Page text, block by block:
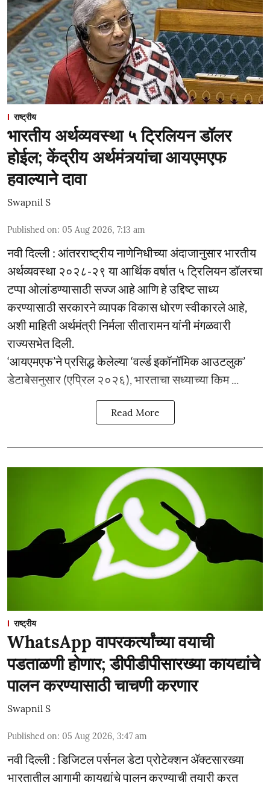
राष्ट्रीय
भारतीय अर्थव्यवस्था ५ ट्रिलियन डॉलर
होईल; केंद्रीय अर्थमंत्र्यांचा आयएमएफ
हवाल्याने दावा
Swapnil S
Published on: 05 Aug 2026, 7:13 am
नवी दिल्ली : आंतरराष्ट्रीय नाणेनिधीच्या अंदाजानुसार भारतीय
अर्थव्यवस्था २०२८-२९ या आर्थिक वर्षात ५ ट्रिलियन डॉलरचा
टप्पा ओलांडण्यासाठी सज्ज आहे आणि हे उद्दिष्ट साध्य
करण्यासाठी सरकारने व्यापक विकास धोरण स्वीकारले आहे,
अशी माहिती अर्थमंत्री निर्मला सीतारामन यांनी मंगळवारी
राज्यसभेत दिली.
‘आयएमएफ’ने प्रसिद्ध केलेल्या ‘वर्ल्ड इकॉनॉमिक आउटलुक’
डेटाबेसनुसार (एप्रिल २०२६), भारताचा सध्याच्या किम ...
Read More
राष्ट्रीय
WhatsApp वापरकर्त्यांच्या वयाची
पडताळणी होणार; डीपीडीपीसारख्या कायद्यांचे
पालन करण्यासाठी चाचणी करणार
Swapnil S
Published on: 05 Aug 2026, 3:47 am
नवी दिल्ली : डिजिटल पर्सनल डेटा प्रोटेक्शन ॲक्टसारख्या
भारतातील आगामी कायद्यांचे पालन करण्याची तयारी करत